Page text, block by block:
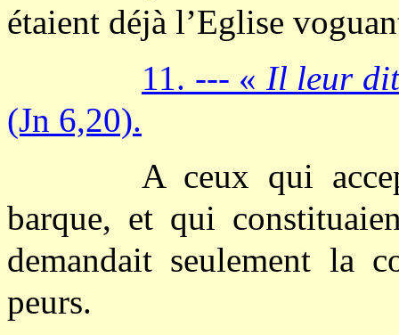
étaient déjà l’Eglise
11. --- « Il leur dit
(Jn 6,20).
A ceux qui
barque, et qui
demandait seulement la
peurs.